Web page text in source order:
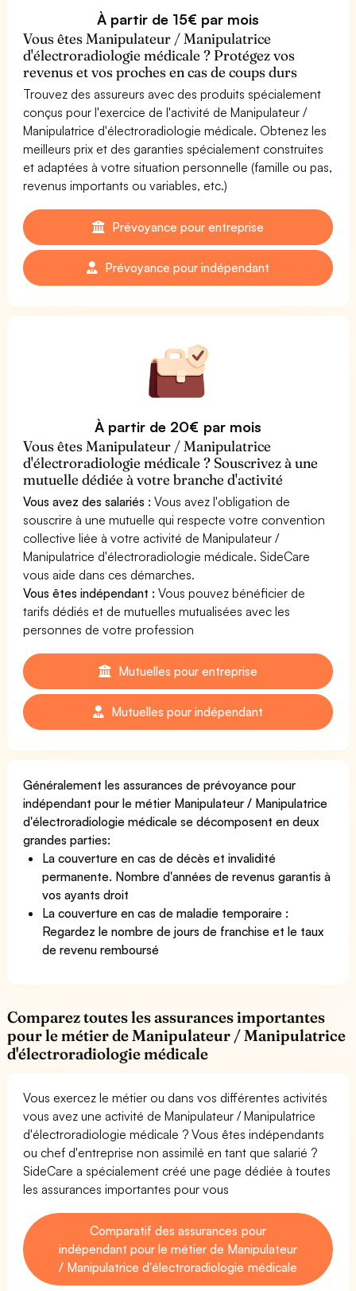
À partir de 15€ par mois
Vous êtes Manipulateur / Manipulatrice
d'électroradiologie médicale ? Protégez vos
revenus et vos proches en cas de coups durs
Trouvez des assureurs avec des produits spécialement
conçus pour l'exercice de l'activité de Manipulateur /
Manipulatrice d'électroradiologie médicale. Obtenez les
meilleurs prix et des garanties spécialement construites
et adaptées à votre situation personnelle (famille ou pas,
revenus importants ou variables, etc.)
Prévoyance pour entreprise
Prévoyance pour indépendant
À partir de 20€ par mois
Vous êtes Manipulateur / Manipulatrice
d'électroradiologie médicale ? Souscrivez à une
mutuelle dédiée à votre branche d'activité
Vous avez des salariés : Vous avez l'obligation de
souscrire à une mutuelle qui respecte votre convention
collective liée à votre activité de Manipulateur /
Manipulatrice d'électroradiologie médicale. SideCare
vous aide dans ces démarches.
Vous êtes indépendant : Vous pouvez bénéficier de
tarifs dédiés et de mutuelles mutualisées avec les
personnes de votre profession
Mutuelles pour entreprise
Mutuelles pour indépendant
Généralement les assurances de prévoyance pour
indépendant pour le métier Manipulateur / Manipulatrice
d'électroradiologie médicale se décomposent en deux
grandes parties:
La couverture en cas de décès et invalidité
permanente. Nombre d'années de revenus garantis à
vos ayants droit
La couverture en cas de maladie temporaire :
Regardez le nombre de jours de franchise et le taux
de revenu remboursé
Comparez toutes les assurances importantes
pour le métier de Manipulateur / Manipulatrice
d'électroradiologie médicale
Vous exercez le métier ou dans vos différentes activités
vous avez une activité de Manipulateur / Manipulatrice
d'électroradiologie médicale ? Vous êtes indépendants
ou chef d'entreprise non assimilé en tant que salarié ?
SideCare a spécialement créé une page dédiée à toutes
les assurances importantes pour vous
Comparatif des assurances pour
indépendant pour le métier de Manipulateur
/ Manipulatrice d'électroradiologie médicale